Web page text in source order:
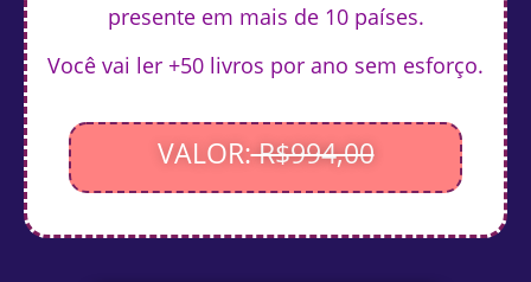
presente em mais de 10 países.
Você vai ler +50 livros por ano sem esforço.
VALOR:R$994,00